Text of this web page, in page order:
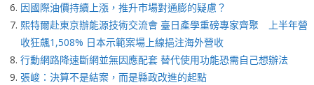
因國際油價持續上漲，推升市場對通膨的疑慮？
熙特爾赴東京辦能源技術交流會 臺日產學重磅專家齊聚 上半年營
收狂飆1,508% 日本示範案場上線挹注海外營收
行動網路降速斷網並無因應配套 替代使用功能恐需自己想辦法
張峻：決算不是結案，而是縣政改進的起點